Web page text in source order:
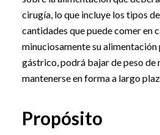
cirugía, lo que incluye los tipos
cantidades que puede comer en
minuciosamente su alimentación
gástrico, podrá bajar de peso de
mantenerse en forma a largo
Propósito